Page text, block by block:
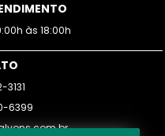
às 18:00h
3131
6399